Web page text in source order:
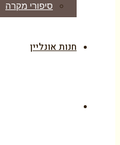
סיפורי מקרה
חנות אונליין